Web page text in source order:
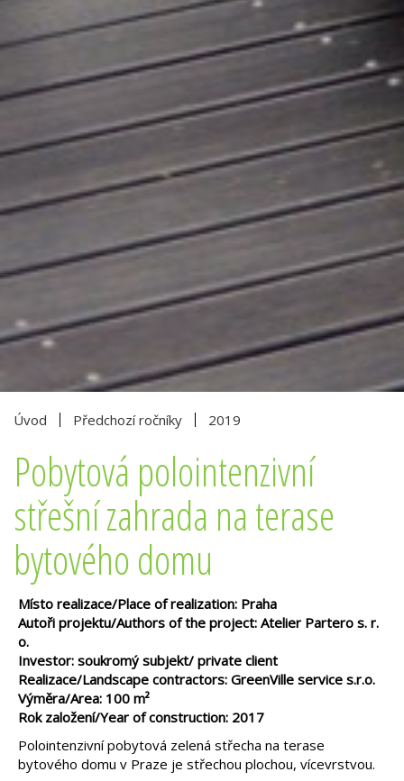
Úvod Předchozí ročníky 2019
Pobytová polointenzivní
střešní zahrada na terase
bytového domu
Místo realizace/Place of realization: Praha
Autoři projektu/Authors of the project: Atelier Partero s. r.
o.
Investor: soukromý subjekt/ private client
Realizace/Landscape contractors: GreenVille service s.r.o.
Výměra/Area: 100 m²
Rok založení/Year of construction: 2017
Polointenzivní pobytová zelená střecha na terase
bytového domu v Praze je střechou plochou, vícevrstvou.